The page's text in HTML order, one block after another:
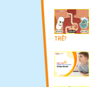
TRẺ?